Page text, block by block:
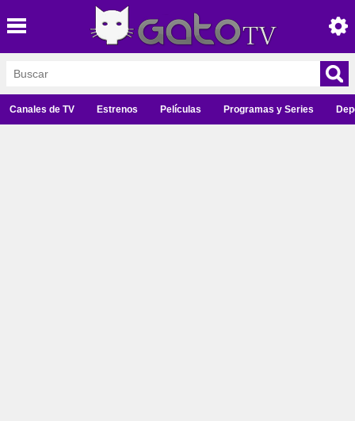
Canales de TV Estrenos Películas Programas y Series